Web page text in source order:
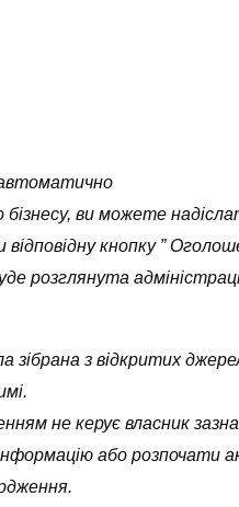
ви можете
кнопку ”
розглянута
зібрана з відкритих
не керує власник
або розпочати